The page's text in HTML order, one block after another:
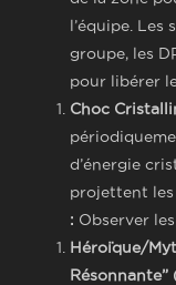
l’équipe. Les
groupe, les
pour libérer
Choc
d’énergie
projettent les
: Observer
Héroïque/